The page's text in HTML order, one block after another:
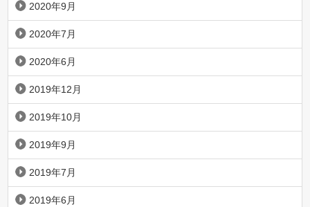
2020年9月
2020年7月
2020年6月
2019年12月
2019年10月
2019年9月
2019年7月
2019年6月